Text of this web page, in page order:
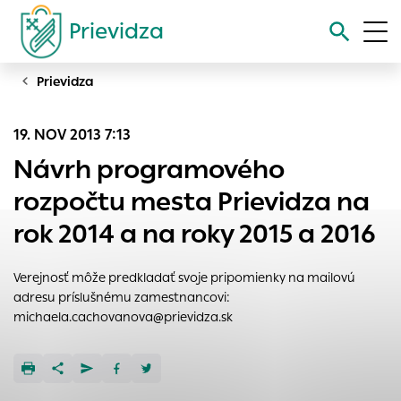
Prievidza
Vyhľadávanie
Prievidza
19. NOV 2013 7:13
Návrh programového
rozpočtu mesta Prievidza na
rok 2014 a na roky 2015 a 2016
Verejnosť môže predkladať svoje pripomienky na mailovú
adresu príslušnému zamestnancovi:
michaela.cachovanova@prievidza.sk
Nastavenie cookies
Cookies sú malé súbory, do ktorých webové stránky môžu
ukladať informácie o vašej aktivite a preferenciách.
Používajú sa napríklad k tomu, aby si webový prehliadač
zapamätoval Vaše prihlásenie alebo aby sa uložila Vaša
voľba v tomto okne.
Vyberte úroveň cookies, ktorú chcete povoliť
pomáhajú urobiť webové stránky uplatniteľnými tým, že